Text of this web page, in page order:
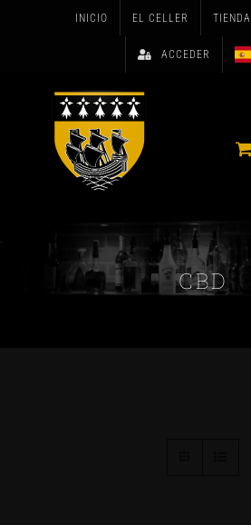
INICIO EL CELLER TIENDA
ACCEDER
CBD